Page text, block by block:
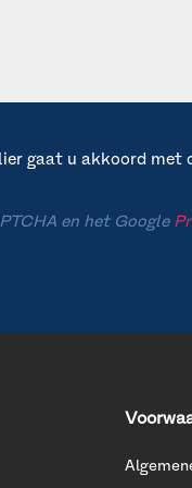
gaat u akkoord met
en het Google